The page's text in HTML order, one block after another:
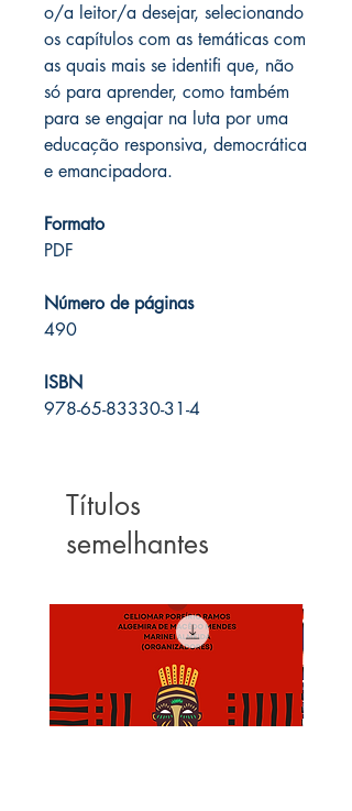
o/a leitor/a desejar, selecionando
os capítulos com as temáticas com
as quais mais se identifi que, não
só para aprender, como também
para se engajar na luta por uma
educação responsiva, democrática
e emancipadora.
Formato
PDF
Número de páginas
490
ISBN
978-65-83330-31-4
Títulos
semelhantes